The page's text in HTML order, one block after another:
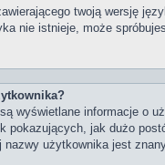
twoją wersję
nie istnieje, może
wyświetlane informacje o
pokazujących, jak dużo
użytkownika jest